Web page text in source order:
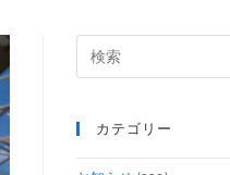
カテゴリー